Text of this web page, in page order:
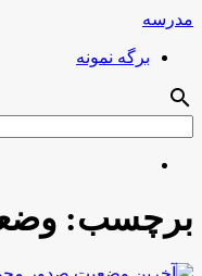
مدرسه
برگه نمونه
search
برچسب: